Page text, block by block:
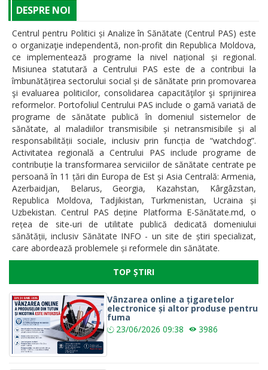
DESPRE NOI
Centrul pentru Politici și Analize în Sănătate (Centrul PAS) este
o organizaţie independentă, non-profit din Republica Moldova,
ce implementează programe la nivel național și regional.
Misiunea statutară a Centrului PAS este de a contribui la
îmbunătățirea sectorului social și de sănătate prin promovarea
şi evaluarea politicilor, consolidarea capacităţilor şi sprijinirea
reformelor. Portofoliul Centrului PAS include o gamă variată de
programe de sănătate publică în domeniul sistemelor de
sănătate, al maladiilor transmisibile și netransmisibile și al
responsabilității sociale, inclusiv prin funcția de “watchdog”.
Activitatea regională a Centrului PAS include programe de
contribuție la transformarea serviciilor de sănătate centrate pe
persoană în 11 țări din Europa de Est și Asia Centrală: Armenia,
Azerbaidjan, Belarus, Georgia, Kazahstan, Kârgâzstan,
Republica Moldova, Tadjikistan, Turkmenistan, Ucraina și
Uzbekistan. Centrul PAS deține Platforma E-Sănătate.md, o
rețea de site-uri de utilitate publică dedicată domeniului
sănătății, inclusiv Sănătate INFO - un site de știri specializat,
care abordează problemele și reformele din sănătate.
TOP ȘTIRI
Vânzarea online a țigaretelor
electronice și altor produse pentru
fuma
23/06/2026 09:38 3986